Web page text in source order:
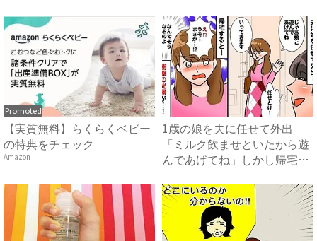
Promoted
【実質無料】らくらくベビー
の特典をチェック
Amazon
1歳の娘を夫に任せて外出
「ミルク飲ませといたから遊
んであげてね」しかし帰宅後